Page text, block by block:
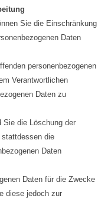
Sie die Einschränkung
Daten
personenbezogenen
Verantwortlichen
Daten zu
Sie die Löschung der
stattdessen die
Daten
Daten für die Zwecke
diese jedoch zur